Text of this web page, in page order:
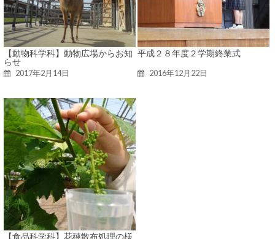
【動物科学科】動物広場からお知
らせ
2017年2月14日
平成２８年度２学期終業式
2016年12月22日
【食品科学科】花穂散布処理の様